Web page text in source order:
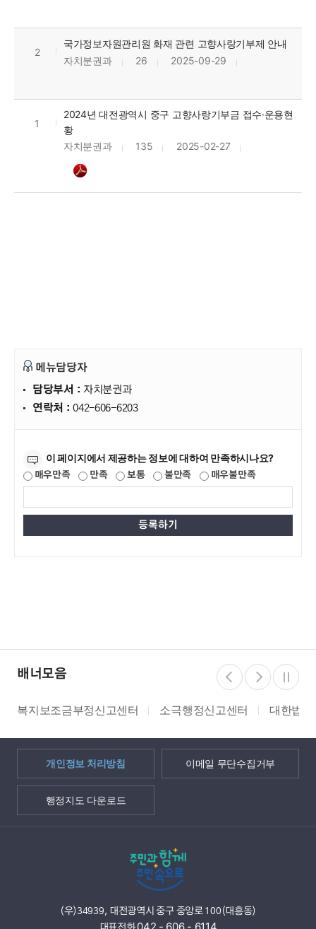
2
국가정보자원관리원 화재 관련 고향사랑기부제 안내
자치분권과
26 2025-09-29
1
2024년 대전광역시 중구 고향사랑기부금 접수·운용현
황
자치분권과
135 2025-02-27
메뉴담당자
담당부서 : 자치분권과
연락처 :042-606-6203
이 페이지에서 제공하는 정보에 대하여 만족하시나요?
매우만족 만족 보통 불만족 매우불만족
배너모음
복지보조금부정신고센터 소극행정신고센터 대한법률
개인정보 처리방침 이메일 무단수집거부
행정지도 다운로드
(우)34939, 대전광역시 중구 중앙로 100(대흥동)